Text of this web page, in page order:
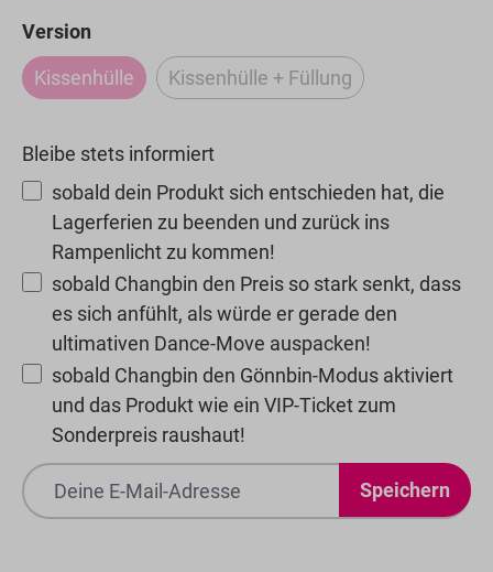
Version
Kissenhülle(Diese Option ist zurzeit nicht verfügbar.)
Kissenhülle + Füllung(Diese Option ist zurzeit nicht
Bleibe stets informiert
sobald dein Produkt sich entschieden hat, die
Lagerferien zu beenden und zurück ins
Rampenlicht zu kommen!
sobald Changbin den Preis so stark senkt, dass
es sich anfühlt, als würde er gerade den
ultimativen Dance-Move auspacken!
sobald Changbin den Gönnbin-Modus aktiviert
und das Produkt wie ein VIP-Ticket zum
Sonderpreis raushaut!
Speichern